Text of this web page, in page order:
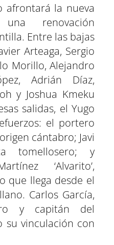
afrontará la nueva
renovación
Entre las bajas
Arteaga, Sergio
Morillo, Alejandro
Adrián Díaz,
y Joshua Kmeku
salidas, el Yugo
el portero
cántabro; Javi
tomellosero; y
‘Alvarito’,
que llega desde el
Carlos García,
y capitán del
su vinculación con